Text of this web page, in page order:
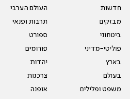
חדשות
מבזקים
ביטחוני
פוליטי-מדיני
בארץ
בעולם
משפט ופלילים
העולם הערבי
תרבות ופנאי
ספורט
פורומים
יהדות
צרכנות
אופנה